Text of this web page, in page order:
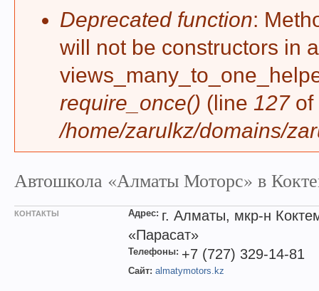
Deprecated function:
will not be constructors in
require_once() (line 127of
/home/zarulkz/domains/
Автошкола «Алматы Моторс» в
КОНТАКТЫ Адрес: г. Алматы, мкр-н
«Парасат»
Телефоны: +7 (727) 329-14-81
Сайт: almatymotors.kz